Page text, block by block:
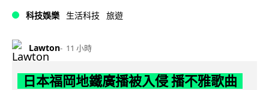
科技娛樂 生活科技 旅遊
Lawton 11 小時
日本福岡地鐵廣播被入侵 播不雅歌曲